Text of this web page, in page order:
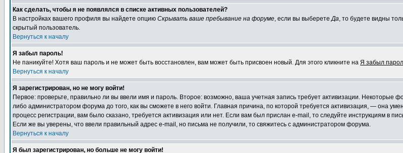
Как сделать, чтобы я не появлялся в списке активных пользователей?
В настройках вашего профиля вы найдете опцию Скрывать ваше пребывание на форуме, если вы выберетеДа, то будете видны
скрытый пользователь.
Вернуться к началу
Я забыл пароль!
Не паникуйте! Хотя ваш пароль и не может быть восстановлен, вам может быть присвоен новый. Для этого кликните на Я забыл
Вернуться к началу
Я зарегистрирован, но не могу войти!
Первое: проверьте, правильно ли вы ввели имя и пароль. Второе: возможно, ваша учетная запись требует активизации.
либо администратором форума до того, как вы сможете в него войти. Главная причина, по которой требуется активизация, — она
процесс регистрации, вам было сказано, требуется активизация или нет. Если вам был прислан e-mail, то следуйте инструкциям в
Если же вы уверены, что ввели правильный адрес e-mail, но письма не получили, то свяжитесь с администратором форума.
Вернуться к началу
Я был зарегистрирован, но больше не могу войти!